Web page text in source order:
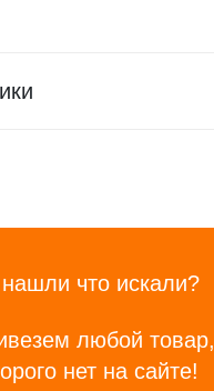
что искали?
любой товар,
нет на сайте!